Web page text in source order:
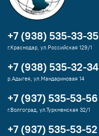
+7 (938) 535-33-35
г.Краснодар, ул.Российская 129/1
+7 (938) 535-32-34
р.Адыгея, ул.Мандариновая 14
+7 (937) 535-53-56
г.Волгоград, ул.Туркменская 32/1
+7 (937) 535-53-52